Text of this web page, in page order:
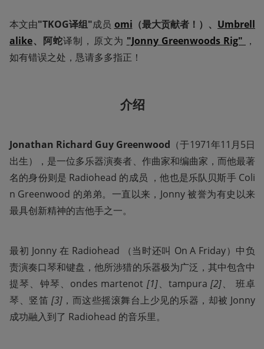
本文由"TKOG译组"成员 omi （最大贡献者！）、 Umbrell
alike、阿蛇译制，原文为 "Jonny Greenwoods Rig" ，
如有错误之处，恳请多多指正！
介绍
Jonathan Richard Guy Greenwood （于1971年11月5日
出生），是一位多乐器演奏者、作曲家和编曲家，而他最著
名的身份则是 Radiohead 的成员 ，他也是乐队贝斯手 Coli
n Greenwood 的弟弟。一直以来，Jonny 被誉为有史以来
最具创新精神的吉他手之一。
最初 Jonny 在 Radiohead （当时还叫 On A Friday）中负
责演奏口琴和键盘，他所涉猎的乐器极为广泛，其中包含中
提琴、钟琴、ondes martenot [1]、tampura [2]、 班卓
琴、竖笛 [3]，而这些摇滚舞台上少见的乐器，却被 Jonny
成功融入到了 Radiohead 的音乐里。